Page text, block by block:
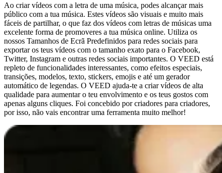
Ao criar vídeos com a letra de uma música, podes alcançar mais
público com a tua música. Estes vídeos são visuais e muito mais
fáceis de partilhar, o que faz dos vídeos com letras de músicas uma
excelente forma de promoveres a tua música online. Utiliza os
nossos Tamanhos de Ecrã Predefinidos para redes sociais para
exportar os teus vídeos com o tamanho exato para o Facebook,
Twitter, Instagram e outras redes sociais importantes. O VEED está
repleto de funcionalidades interessantes, como efeitos especiais,
transições, modelos, texto, stickers, emojis e até um gerador
automático de legendas. O VEED ajuda-te a criar vídeos de alta
qualidade para aumentar o teu envolvimento e os teus gostos com
apenas alguns cliques. Foi concebido por criadores para criadores,
por isso, não vais encontrar uma ferramenta muito melhor!